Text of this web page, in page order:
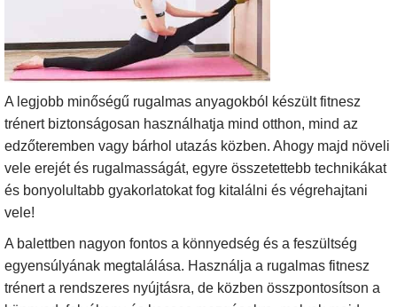
A legjobb minőségű rugalmas anyagokból készült fitnesz
trénert biztonságosan használhatja mind otthon, mind az
edzőteremben vagy bárhol utazás közben. Ahogy majd növeli
vele erejét és rugalmasságát, egyre összetettebb technikákat
és bonyolultabb gyakorlatokat fog kitalálni és végrehajtani
vele!
A balettben nagyon fontos a könnyedség és a feszültség
egyensúlyának megtalálása. Használja a rugalmas fitnesz
trénert a rendszeres nyújtásra, de közben összpontosítson a